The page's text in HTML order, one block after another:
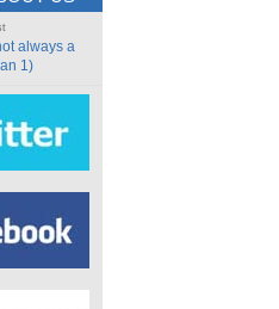
always a
1)